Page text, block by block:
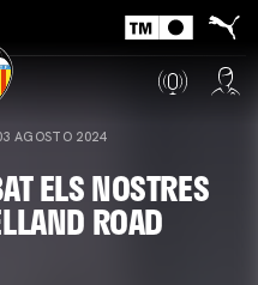
AGOSTO 2024
ELS NOSTRES
ROAD